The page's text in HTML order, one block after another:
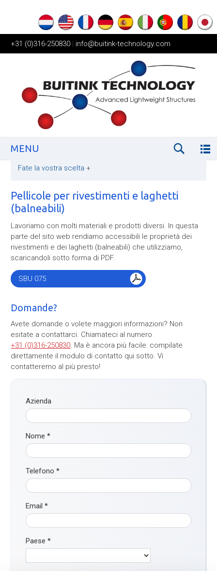
+31 (0)316-250830 | info@buitink-technology.com
MENU
Fate la vostra scelta +
Pellicole per rivestimenti e laghetti
(balneabili)
Lavoriamo con molti materiali e prodotti diversi. In questa
parte del sito web rendiamo accessibili le proprietà dei
rivestimenti e dei laghetti (balneabili) che utilizziamo,
scaricandoli sotto forma di PDF.
SBU 075
Domande?
Avete domande o volete maggiori informazioni? Non
esitate a contattarci. Chiamateci al numero
+31 (0)316-250830. Ma è ancora più facile: compilate
direttamente il modulo di contatto qui sotto. Vi
contatteremo al più presto!
Azienda
Nome*
Telefono*
Email*
Paese*